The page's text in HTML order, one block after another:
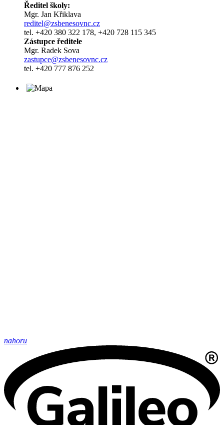
Ředitel školy:
Mgr. Jan Křiklava
reditel@zsbenesovnc.cz
tel. +420 380 322 178, +420 728 115 345
Zástupce ředitele
Mgr. Radek Sova
zastupce@zsbenesovnc.cz
tel. +420 777 876 252
nahoru